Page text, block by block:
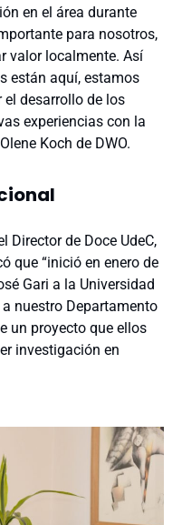
en el área durante
para nosotros,
valor localmente. Así
están aquí, estamos
desarrollo de los
experiencias con la
Koch de DWO.
Director de Doce UdeC,
que “inició en enero de
Gari a la Universidad
nuestro Departamento
un proyecto que ellos
investigación en